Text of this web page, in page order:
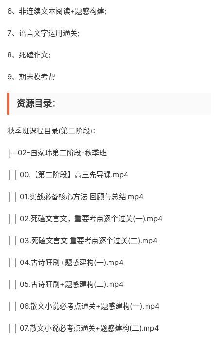
6、非连续文本阅读+题感构建;
7、语言文字运用通关;
8、死磕作文;
9、期末模考帮
资源目录：
秋季班课程目录(第二阶段)：
├─02-国家玮第二阶段-秋季班
│ │ 00.【第二阶段】高三先导课.mp4
│ │ 01.实战必备核心方法 回顾与总结.mp4
│ │ 02.死磕文言文，重要考点逐个过关(一).mp4
│ │ 03.死磕文言文 重要考点逐个过关(二).mp4
│ │ 04.古诗狂刷+题感建构(一).mp4
│ │ 05.古诗狂刷+题感建构(二).mp4
│ │ 06.散文小说必考点通关+题感建构(一).mp4
│ │ 07.散文小说必考点通关+题感建构(二).mp4